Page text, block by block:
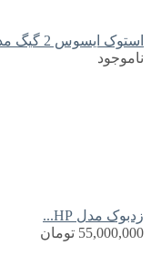
استوک ایسوس 2 گیگ مدل...
ناموجود
زدبوک مدل HP...
55,000,000 تومان